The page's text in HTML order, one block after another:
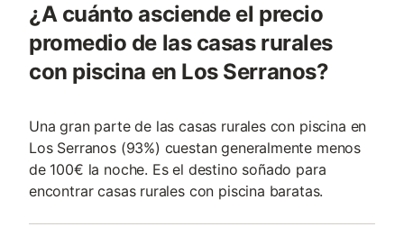
¿A cuánto asciende el precio
promedio de las casas rurales
con piscina en Los Serranos?
Una gran parte de las casas rurales con piscina en
Los Serranos (93%) cuestan generalmente menos
de 100€ la noche. Es el destino soñado para
encontrar casas rurales con piscina baratas.